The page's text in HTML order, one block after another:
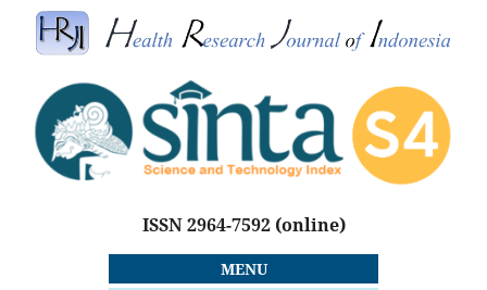
ISSN 2964-7592(online)
MENU